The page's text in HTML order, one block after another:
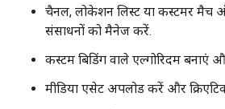
चैनल, लोकेशन लिस्ट या कस्टमर मैच
संसाधनों को मैनेज करें.
कस्टम बिडिंग वाले एल्गोरिदम बनाएं
मीडिया एसेट अपलोड करें और